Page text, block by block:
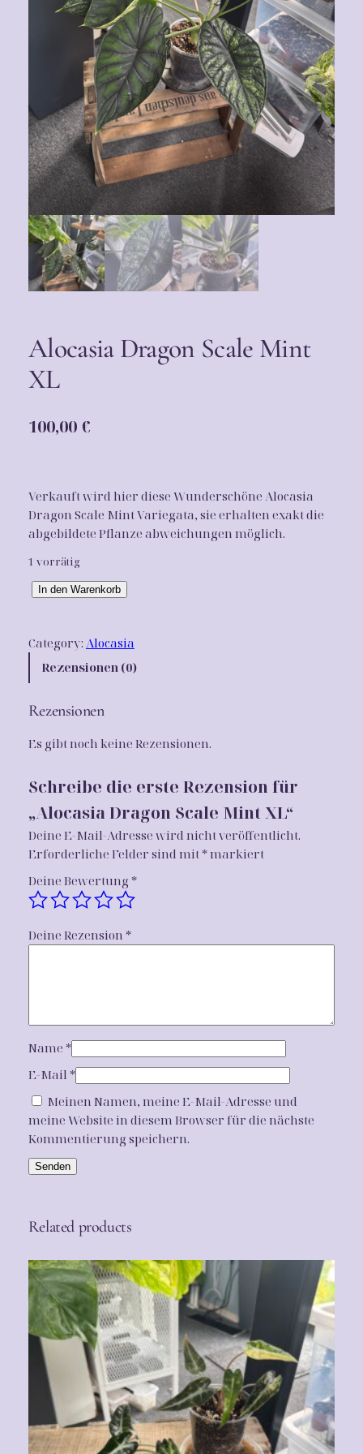
Alocasia Dragon Scale Mint
XL
100,00 €
Verkauft wird hier diese Wunderschöne Alocasia
Dragon Scale Mint Variegata, sie erhalten exakt die
abgebildete Pflanze abweichungen möglich.
1 vorrätig
c
s
i
a
D
g
o
n
S
a
M
M
e
n
In den Warenkorb
Category: Alocasia
Rezensionen (0)
Rezensionen
Es gibt noch keine Rezensionen.
Schreibe die erste Rezension für
„Alocasia Dragon Scale Mint XL“
Deine E-Mail-Adresse wird nicht veröffentlicht.
Erforderliche Felder sind mit*markiert
Deine Bewertung *
Deine Rezension *
Name *
E-Mail *
Meinen Namen, meine E-Mail-Adresse und
meine Website in diesem Browser für die nächste
Kommentierung speichern.
Related products